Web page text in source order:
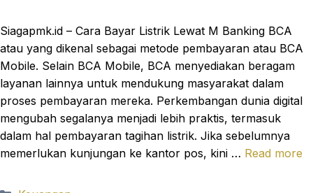
Siagapmk.id – Cara Bayar Listrik Lewat M Banking BCA
atau yang dikenal sebagai metode pembayaran atau BCA
Mobile. Selain BCA Mobile, BCA menyediakan beragam
layanan lainnya untuk mendukung masyarakat dalam
proses pembayaran mereka. Perkembangan dunia digital
mengubah segalanya menjadi lebih praktis, termasuk
dalam hal pembayaran tagihan listrik. Jika sebelumnya
memerlukan kunjungan ke kantor pos, kini … Read more